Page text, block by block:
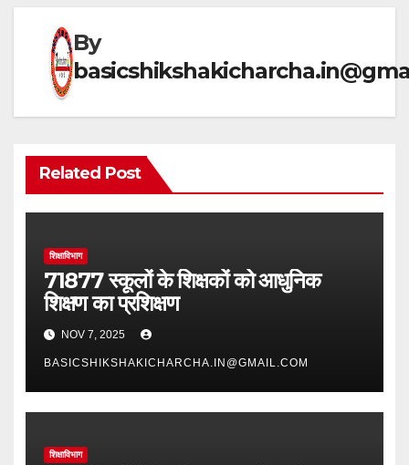
By
Related Post
शिक्षाविभाग
71877 स्कूलों के शिक्षकों को आधुनिक
शिक्षण का प्रशिक्षण
NOV 7, 2025
BASICSHIKSHAKICHARCHA.IN@GMAIL.COM
शिक्षाविभाग